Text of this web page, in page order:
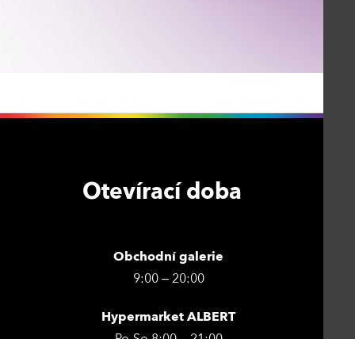
Otevírací doba
Obchodní galerie
9:00 – 20:00
Hypermarket ALBERT